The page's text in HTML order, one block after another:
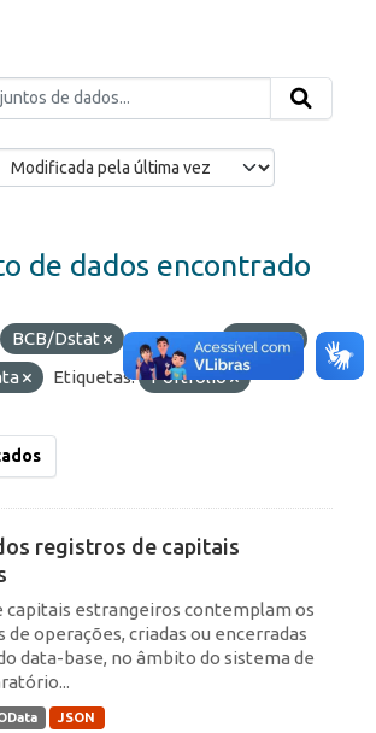
de dados encontrado
BCB/Dstat Formatos:
HTML
Etiquetas:
Portfólio
registros de capitais
capitais estrangeiros contemplam os
operações, criadas ou encerradas
data-base, no âmbito do sistema de
JSON